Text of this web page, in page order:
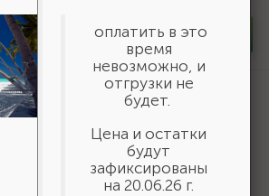
шт
310206-040-040
крепежный равносторонний
2.0, 40х40х40 х 2мм, ЗУБР
оплатить в это
время
невозможно, и
отгрузки не
будет.
Цена и остатки
будут
зафиксированы
на 20.06.26 г.